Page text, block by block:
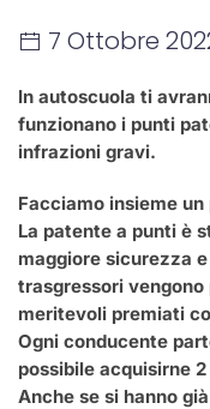
7 Ottobre
In autoscuola ti
funzionano i punti
infrazioni gravi.
Facciamo insieme
La patente a punti è
maggiore sicurezza
trasgressori
meritevoli premiati
Ogni conducente
possibile acquisirne
Anche se si hanno